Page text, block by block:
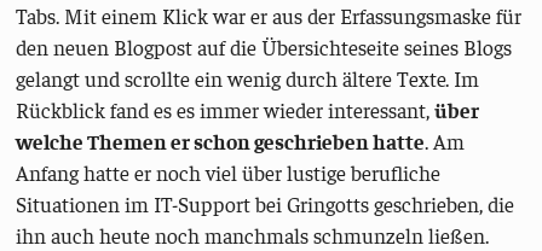
Tabs. Mit einem Klick war er aus der Erfassungsmaske für
den neuen Blogpost auf die Übersichteseite seines Blogs
gelangt und scrollte ein wenig durch ältere Texte. Im
Rückblick fand es es immer wieder interessant,über
welche Themen er schon geschrieben hatte. Am
Anfang hatte er noch viel über lustige berufliche
Situationen im IT-Support bei Gringotts geschrieben, die
ihn auch heute noch manchmals schmunzeln ließen.